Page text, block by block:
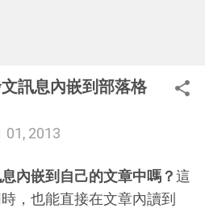
訊息內嵌到部落格
01, 2013
內嵌到自己的文章中嗎？這
，也能直接在文章內讀到